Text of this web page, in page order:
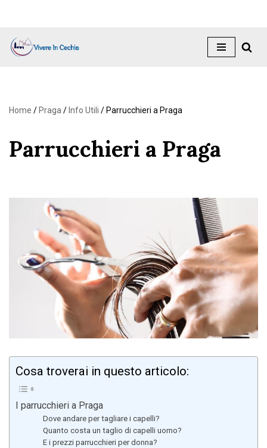
Vai
Home / Praga/ Info Utili / Parrucchieri a Praga
Parrucchieri a Praga
Cosa troverai in questo articolo:
I parrucchieri a Praga
Dove andare per tagliare i capelli?
Quanto costa un taglio di capelli uomo?
E i prezzi parrucchieri per donna?